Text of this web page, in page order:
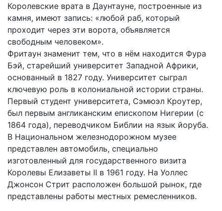
Королевские врата в Даунтауне, построенные из
камня, имеют запись: «любой раб, который
проходит через эти ворота, объявляется
свободным человеком».
Фритаун знаменит тем, что в нём находится Фура
Бэй, старейший университет Западной Африки,
основанный в 1827 году. Университет сыграл
ключевую роль в колониальной истории страны.
Первый студент университета, Сэмюэл Кроутер,
был первым англиканским епископом Нигерии (с
1864 года), переводчиком Библии на язык йоруба.
В Национальном железнодорожном музее
представлен автомобиль, специально
изготовленный для государственного визита
Королевы Елизаветы II в 1961 году. На Уоллес
Джонсон Стрит расположен большой рынок, где
представлены работы местных ремесленников.